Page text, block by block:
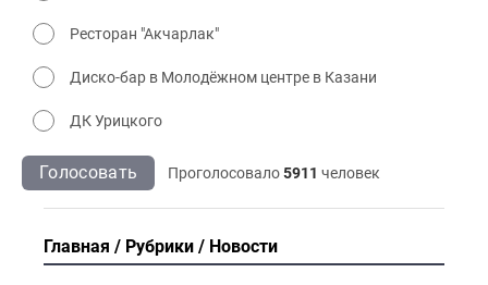
Ресторан "Акчарлак"
Диско-бар в Молодёжном центре в Казани
ДК Урицкого
Голосовать Проголосовало5911 человек
Главная Рубрики Новости